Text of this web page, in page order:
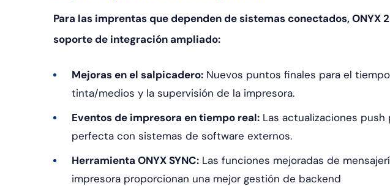
Para las imprentas que dependen de sistemas conectados, ONYX
soporte de integración ampliado:
Mejoras en el salpicadero: Nuevos puntos finales para el
tinta/medios y la supervisión de la impresora.
Eventos de impresora en tiempo real: Las actualizaciones
perfecta con sistemas de software externos.
Herramienta ONYX SYNC: Las funciones mejoradas de
impresora proporcionan una mejor gestión de backend